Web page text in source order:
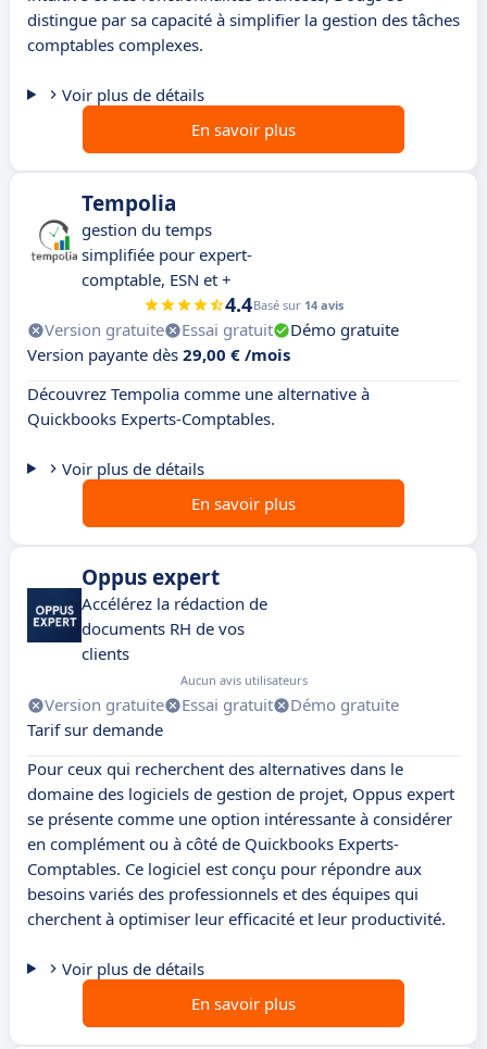
distingue par sa capacité à simplifier la gestion des tâches
comptables complexes.
Voir plus de détails
En savoir plus
Tempolia
gestion du temps
simplifiée pour expert-
comptable, ESN et +
4.4Basé sur 14 avis
Version gratuite Essai gratuit
Démo gratuite
Version payante dès 29,00 € /mois
Découvrez Tempolia comme une alternative à
Quickbooks Experts-Comptables.
Voir plus de détails
En savoir plus
Oppus expert
Accélérez la rédaction de
documents RH de vos
clients
Aucun avis utilisateurs
Version gratuite Essai gratuit
Démo gratuite
Tarif sur demande
Pour ceux qui recherchent des alternatives dans le
domaine des logiciels de gestion de projet, Oppus expert
se présente comme une option intéressante à considérer
en complément ou à côté de Quickbooks Experts-
Comptables. Ce logiciel est conçu pour répondre aux
besoins variés des professionnels et des équipes qui
cherchent à optimiser leur efficacité et leur productivité.
Voir plus de détails
En savoir plus